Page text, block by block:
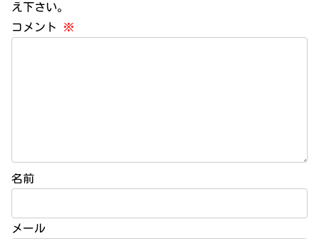
え下さい。
コメント
※
名前
メール